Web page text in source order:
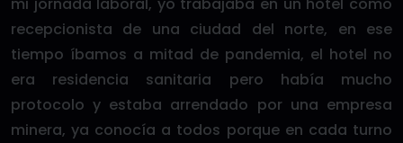
recepcionista de una ciudad del norte, en ese
tiempo íbamos a mitad de pandemia, el hotel no
era residencia sanitaria pero había mucho
protocolo y estaba arrendado por una empresa
minera, ya conocía a todos porque en cada turno